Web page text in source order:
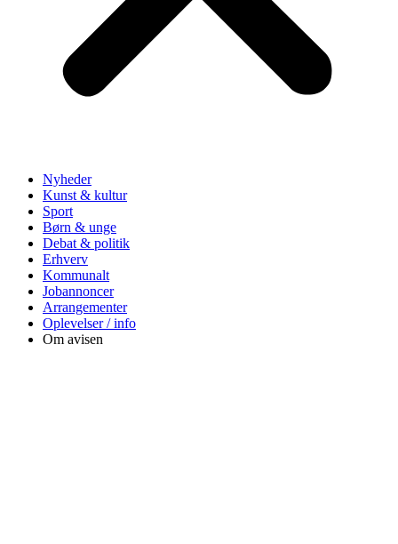
Nyheder
Kunst & kultur
Sport
Børn & unge
Debat & politik
Erhverv
Kommunalt
Jobannoncer
Arrangementer
Oplevelser / info
Om avisen